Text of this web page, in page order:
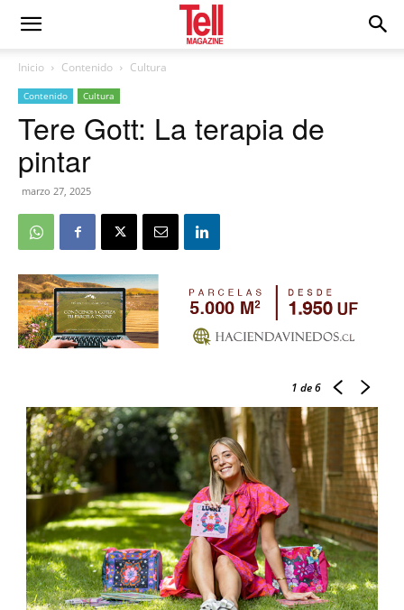
Inicio Contenido Cultura
Contenido Cultura
Tere Gott: La terapia de
pintar
marzo 27, 2025
1 de 6